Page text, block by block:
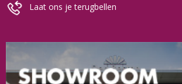
Laat ons je terugbellen